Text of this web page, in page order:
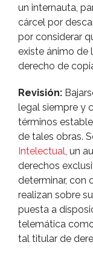
un internauta,
cárcel por
por considerar
existe ánimo de
derecho de
Revisión:
legal siempre y
términos
de tales obras.
Intelectual, un
derechos
determinar, con
realizan sobre
puesta a
telemática
tal titular de